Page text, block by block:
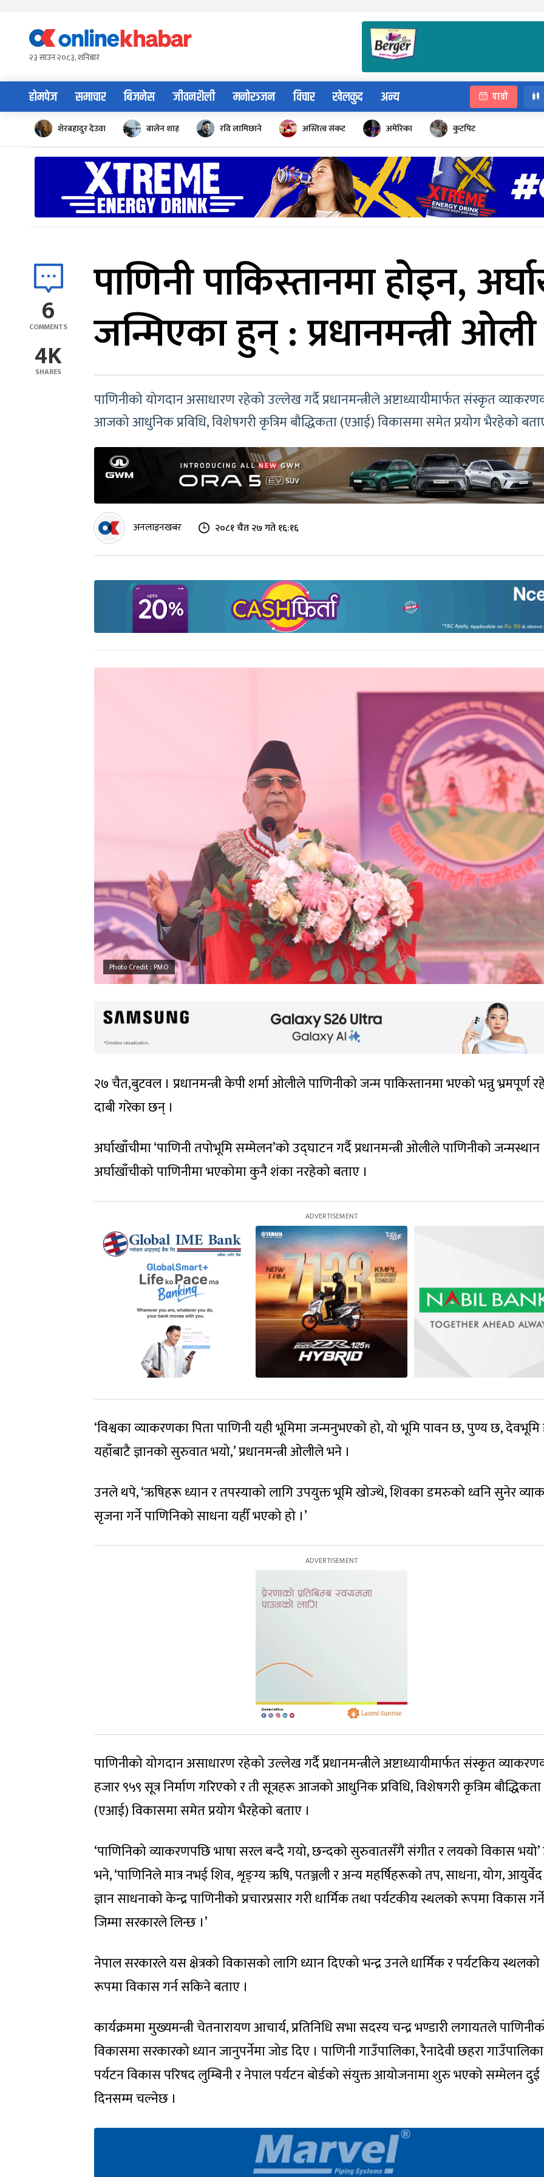
content२३ साउन २०८३, शनिबार
होमपेज समाचार बिजनेस जीवनशैली मनोरञ्जन विचार खेलकुद अन्य पात्रो
शेरबहादुर देउवा बालेन शाह रवि लामिछाने अस्तित्व संकट अमेरिका कुटपिट
6
COMMENTS
4K
SHARES
पाणिनी पाकिस्तानमा होइन,
जन्मिएका हुन् : प्रधानमन्त्री ओली
पाणिनीको योगदान असाधारण रहेको उल्लेख गर्दै प्रधानमन्त्रीले अष्टाध्यायीमार्फत संस्कृत
आजको आधुनिक प्रविधि, विशेषगरी कृत्रिम बौद्धिकता (एआई) विकासमा समेत प्रयोग भैरहेको
अनलाइनखबर २०८१ चैत २७ गते १६:१६
Photo Credit : PMO
२७ चैत,बुटवल । प्रधानमन्त्री केपी शर्मा ओलीले पाणिनीको जन्म पाकिस्तानमा भएको भन्नु भ्रमपूर्ण
दाबी गरेका छन् ।
अर्घाखाँचीमा ‘पाणिनी तपोभूमि सम्मेलन’को उद्घाटन गर्दै प्रधानमन्त्री ओलीले पाणिनीको जन्मस्थान
अर्घाखाँचीको पाणिनीमा भएकोमा कुनै शंका नरहेको बताए ।
‘विश्वका व्याकरणका पिता पाणिनी यही भूमिमा जन्मनुभएको हो, यो भूमि पावन छ, पुण्य छ, देवभूमि
यहाँबाटै ज्ञानको सुरुवात भयो,’ प्रधानमन्त्री ओलीले भने ।
उनले थपे, ‘ऋषिहरू ध्यान र तपस्याको लागि उपयुक्त भूमि खोज्थे, शिवका डमरुको ध्वनि सुनेर
सृजना गर्ने पाणिनिको साधना यहीँ भएको हो ।’
पाणिनीको योगदान असाधारण रहेको उल्लेख गर्दै प्रधानमन्त्रीले अष्टाध्यायीमार्फत संस्कृत
हजार ९५९ सूत्र निर्माण गरिएको र ती सूत्रहरू आजको आधुनिक प्रविधि, विशेषगरी कृत्रिम बौद्धिकता
(एआई) विकासमा समेत प्रयोग भैरहेको बताए ।
‘पाणिनिको व्याकरणपछि भाषा सरल बन्दै गयो, छन्दको सुरुवातसँगै संगीत र लयको विकास
भने, ‘पाणिनिले मात्र नभई शिव, शृङ्ग्य ऋषि, पतञ्जली र अन्य महर्षिहरूको तप, साधना, योग,
ज्ञान साधनाको केन्द्र पाणिनीको प्रचारप्रसार गरी धार्मिक तथा पर्यटकीय स्थलको रूपमा विकास गर्ने
जिम्मा सरकारले लिन्छ ।’
नेपाल सरकारले यस क्षेत्रको विकासको लागि ध्यान दिएको भन्द्र उनले धार्मिक र पर्यटकिय स्थलको
रूपमा विकास गर्न सकिने बताए ।
कार्यक्रममा मुख्यमन्त्री चेतनारायण आचार्य, प्रतिनिधि सभा सदस्य चन्द्र भण्डारी लगायतले
विकासमा सरकारको ध्यान जानुपर्नेमा जोड दिए । पाणिनी गाउँपालिका, रैनादेवी छहरा
पर्यटन विकास परिषद लुम्बिनी र नेपाल पर्यटन बोर्डको संयुक्त आयोजनामा शुरु भएको सम्मेलन दुई
दिनसम्म चल्नेछ ।